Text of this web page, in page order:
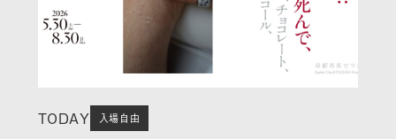
TODAY 入場自由